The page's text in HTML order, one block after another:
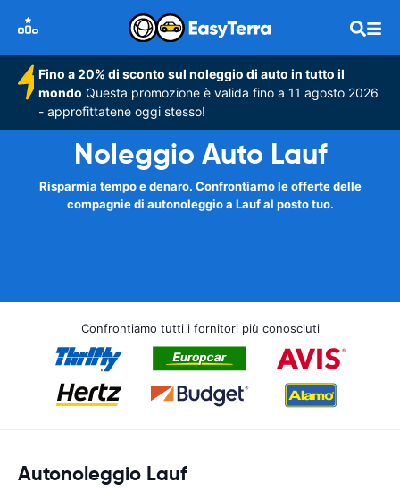
Fino a 20% di sconto sul noleggio di auto in tutto il
mondo Questa promozione è valida fino a 11 agosto 2026
- approfittatene oggi stesso!
Noleggio Auto Lauf
Risparmia tempo e denaro. Confrontiamo le offerte delle
compagnie di autonoleggio a Lauf al posto tuo.
Confrontiamo tutti i fornitori più conosciuti
Autonoleggio Lauf